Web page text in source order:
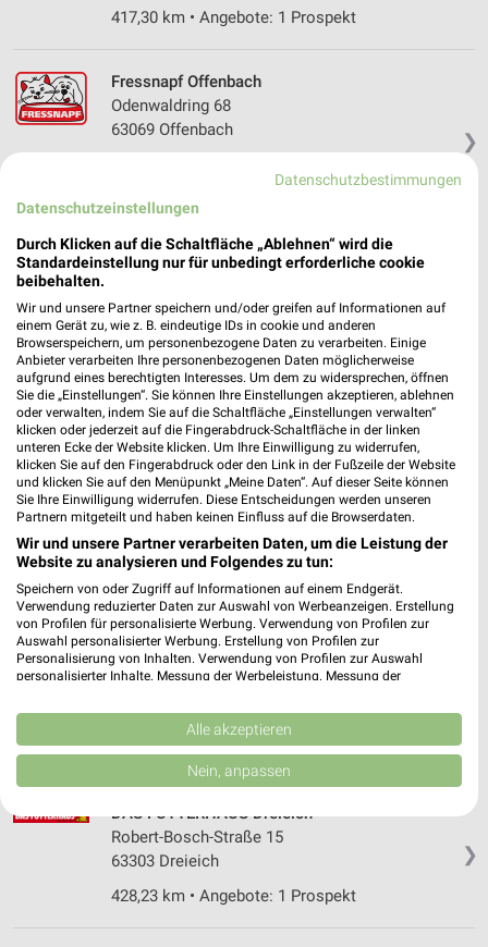
417,30 km • Angebote: 1 Prospekt
❯
Fressnapf Offenbach
Odenwaldring 68
63069 Offenbach
420,84 km • Angebote: 1 Prospekt
DAS FUTTERHAUS Heusenstamm
63150 Heusenstamm
Heute 09:00 - 16:00 Uhr | Geschlossen
421,75 km
DAS FUTTERHAUS Frankfurt
Borsigallee 27
60388 Frankfurt
418,18 km • Angebote: 1 Prospekt
Fressnapf Karben
St.-Egreve-Straße 9-13
61184 Karben
Heute 09:00 - 18:00 Uhr | Geschlossen
410,39 km • Angebote: 1 Prospekt
❯
DAS FUTTERHAUS Dreieich
Robert-Bosch-Straße 15
63303 Dreieich
428,23 km • Angebote: 1 Prospekt
Datenschutzbestimmungen
Datenschutzeinstellungen
Durch Klicken auf die Schaltfläche „Ablehnen“ wird die
Standardeinstellung nur für unbedingt erforderliche cookie
beibehalten.
Wir und unsere Partner speichern und/oder greifen auf Informationen auf
einem Gerät zu, wie z. B. eindeutige IDs in cookie und anderen
Browserspeichern, um personenbezogene Daten zu verarbeiten. Einige
Anbieter verarbeiten Ihre personenbezogenen Daten möglicherweise
aufgrund eines berechtigten Interesses. Um dem zu widersprechen, öffnen
Sie die „Einstellungen“. Sie können Ihre Einstellungen akzeptieren, ablehnen
oder verwalten, indem Sie auf die Schaltfläche „Einstellungen verwalten“
klicken oder jederzeit auf die Fingerabdruck-Schaltfläche in der linken
unteren Ecke der Website klicken. Um Ihre Einwilligung zu widerrufen,
klicken Sie auf den Fingerabdruck oder den Link in der Fußzeile der Website
und klicken Sie auf den Menüpunkt „Meine Daten“. Auf dieser Seite können
Sie Ihre Einwilligung widerrufen. Diese Entscheidungen werden unseren
Partnern mitgeteilt und haben keinen Einfluss auf die Browserdaten.
Wir und unsere Partner verarbeiten Daten, um die Leistung der
Website zu analysieren und Folgendes zu tun:
Speichern von oder Zugriff auf Informationen auf einem Endgerät.
Verwendung reduzierter Daten zur Auswahl von Werbeanzeigen. Erstellung
von Profilen für personalisierte Werbung. Verwendung von Profilen zur
Auswahl personalisierter Werbung. Erstellung von Profilen zur
Personalisierung von Inhalten. Verwendung von Profilen zur Auswahl
personalisierter Inhalte. Messung der Werbeleistung. Messung der
Kombinationen von Daten aus verschiedenen Quellen. Entwicklung und
Verbesserung der Angebote. Verwendung reduzierter Daten zur Auswahl
von Inhalten.
Daten können außerhalb der Europäischen Union weitergegeben und in die
USA gesendet werden.
Website/App.
Partnerliste anzeigen (1 IAB-Anbieter)
IAB-Verarbeitungszwecke:
Alle akzeptieren
Nein, anpassen